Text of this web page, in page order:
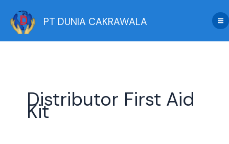
content
PT DUNIA CAKRAWALA
Distributor First Aid
Kit